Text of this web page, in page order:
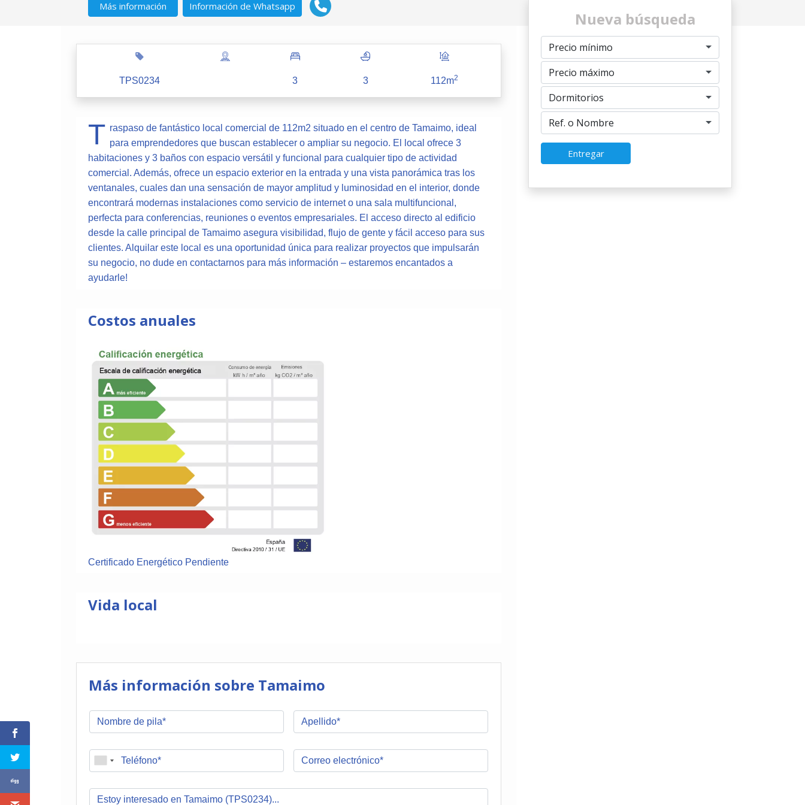
Más información Información de Whatsapp
TPS0234 3 3 112m2
T raspaso de fantástico local comercial de 112m2 situado en el centro de Tamaimo, ideal
para emprendedores que buscan establecer o ampliar su negocio. El local ofrece 3
habitaciones y 3 baños con espacio versátil y funcional para cualquier tipo de actividad
comercial. Además, ofrece un espacio exterior en la entrada y una vista panorámica tras los
ventanales, cuales dan una sensación de mayor amplitud y luminosidad en el interior, donde
encontrará modernas instalaciones como servicio de internet o una sala multifuncional,
perfecta para conferencias, reuniones o eventos empresariales. El acceso directo al edificio
desde la calle principal de Tamaimo asegura visibilidad, flujo de gente y fácil acceso para sus
clientes. Alquilar este local es una oportunidad única para realizar proyectos que impulsarán
su negocio, no dude en contactarnos para más información – estaremos encantados a
ayudarle!
Costos anuales
Certificado Energético Pendiente
Vida local
Más información sobre Tamaimo
Nueva búsqueda
Precio mínimo
Precio máximo
Dormitorios
Ref. o Nombre
Entregar